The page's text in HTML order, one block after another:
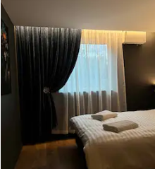
van 4,97 op 5, 73